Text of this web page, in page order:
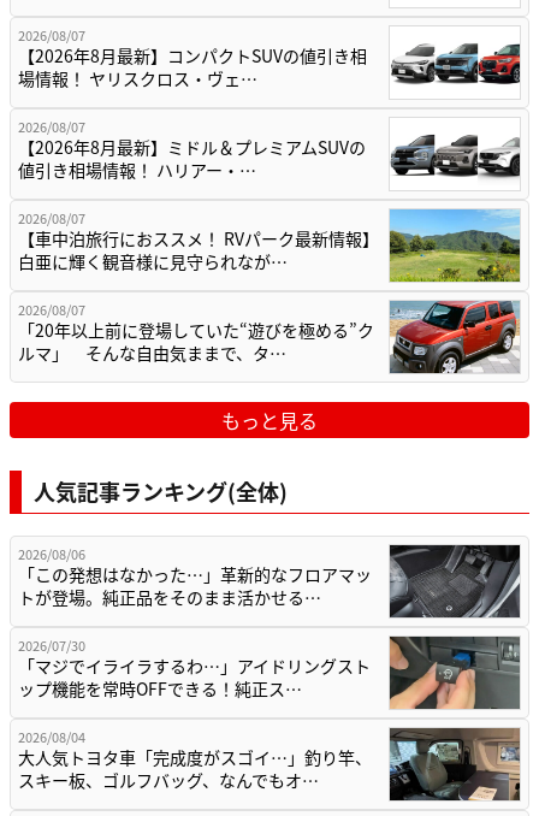
2026/08/07
【2026年8月最新】コンパクトSUVの値引き相
場情報！ ヤリスクロス・ヴェ…
2026/08/07
【2026年8月最新】ミドル＆プレミアムSUVの
値引き相場情報！ ハリアー・…
2026/08/07
【車中泊旅行におススメ！ RVパーク最新情報】
白亜に輝く観音様に見守られなが…
2026/08/07
「20年以上前に登場していた“遊びを極める”ク
ルマ」 そんな自由気ままで、タ…
もっと見る
人気記事ランキング(全体)
2026/08/06
「この発想はなかった…」革新的なフロアマッ
トが登場。純正品をそのまま活かせる…
2026/07/30
「マジでイライラするわ…」アイドリングスト
ップ機能を常時OFFできる！純正ス…
2026/08/04
大人気トヨタ車「完成度がスゴイ…」釣り竿、
スキー板、ゴルフバッグ、なんでもオ…